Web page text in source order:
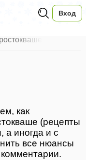
Вход
как
(рецепты
а иногда и с
все нюансы